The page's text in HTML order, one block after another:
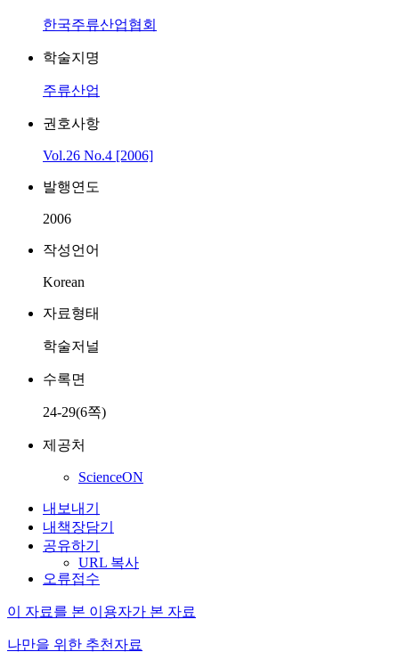
한국주류산업협회
학술지명
주류산업
권호사항
Vol.26 No.4 [2006]
발행연도
2006
작성언어
Korean
자료형태
학술저널
수록면
24-29(6쪽)
제공처
ScienceON
내보내기
내책장담기
공유하기
URL 복사
오류접수
이 자료를 본 이용자가 본 자료
나만을 위한 추천자료